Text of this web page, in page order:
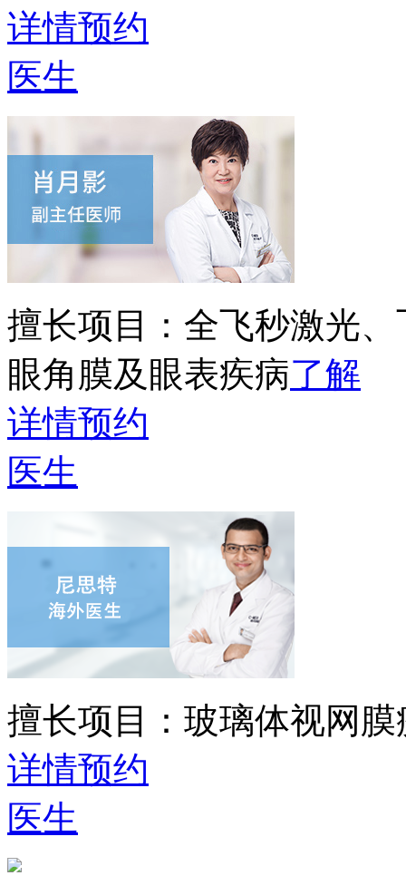
详情预约
医生
擅长项目： 全飞秒激光
眼角膜及眼表疾病了解
详情预约
医生
擅长项目： 玻璃体视网
详情预约
医生